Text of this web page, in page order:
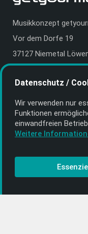
Musikkonzept
Vor dem Dorfe 19
37127 Niemetal
E-Mail:
Alle Informationen
Kontakt
CD-Anbieter werden
CD-Anbieter-Login
Datenschutz /
Wir verwenden nur
Funktionen
einwand­freien
Weitere